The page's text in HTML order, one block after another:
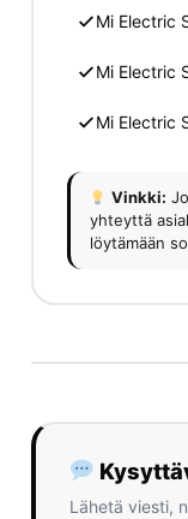
Mi Electric
Mi Electric
Mi Electric
Vinkki:
yhteyttä
löytämään
Lähetä viesti,